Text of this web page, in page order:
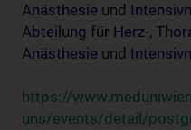
Anästhesie und
Abteilung für Herz-,
Anästhesie und
https://
uns/events/detail/